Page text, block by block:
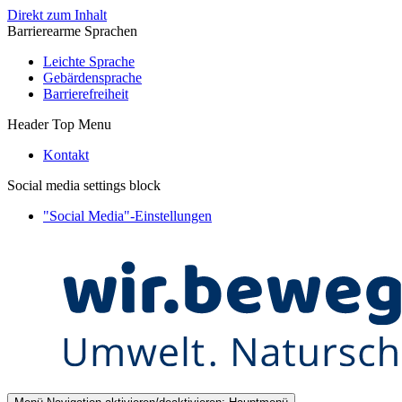
Direkt zum Inhalt
Barrierearme Sprachen
Leichte Sprache
Gebärdensprache
Barrierefreiheit
Header Top Menu
Kontakt
Social media settings block
"Social Media"-Einstellungen